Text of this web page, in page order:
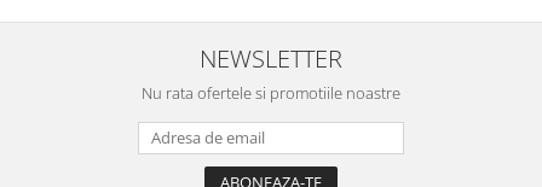
NEWSLETTER
Nu rata ofertele si promotiile noastre